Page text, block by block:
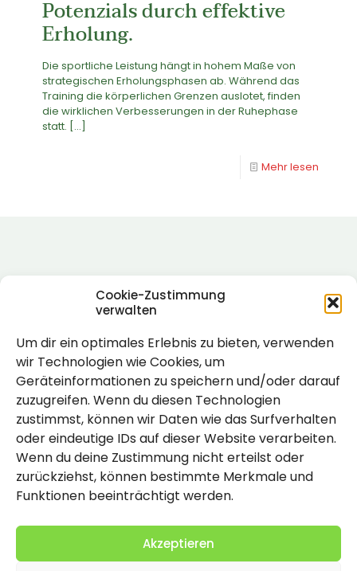
Cookie-Zustimmung
verwalten
Um dir ein optimales Erlebnis zu bieten, verwenden
wir Technologien wie Cookies, um
Geräteinformationen zu speichern und/oder darauf
zuzugreifen. Wenn du diesen Technologien
zustimmst, können wir Daten wie das Surfverhalten
oder eindeutige IDs auf dieser Website verarbeiten.
Wenn du deine Zustimmung nicht erteilst oder
zurückziehst, können bestimmte Merkmale und
Funktionen beeinträchtigt werden.
Akzeptieren
Potenzials durch effektive
Erholung.
Die sportliche Leistung hängt in hohem Maße von
strategischen Erholungsphasen ab. Während das
Training die körperlichen Grenzen auslotet, finden
die wirklichen Verbesserungen in der Ruhephase
statt. […]
Mehr lesen
Rechtlich
Impressum
Datenschutzerklärung
Cookie-Richtlinie (EU)